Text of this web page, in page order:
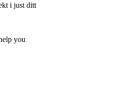
i just ditt
you